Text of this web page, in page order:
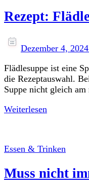
Rezept:
Dezember 4, 2024
Flädlesuppe ist eine
die Rezeptauswahl.
Suppe nicht gleich
Weiterlesen
Essen & Trinken
Muss nicht